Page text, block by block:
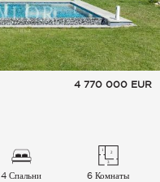
4 770 000 EUR
4 Спальни 6 Комнаты